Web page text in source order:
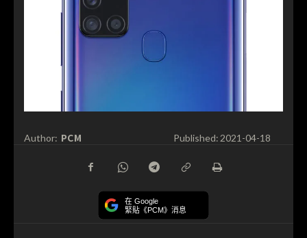
Author: PCM Published:2021-04-18
在 Google
緊貼《PCM》消息